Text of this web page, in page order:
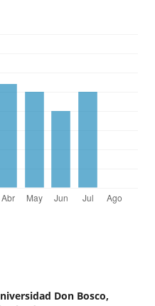
Don Bosco,